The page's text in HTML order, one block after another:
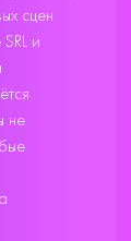
сцен
и
не